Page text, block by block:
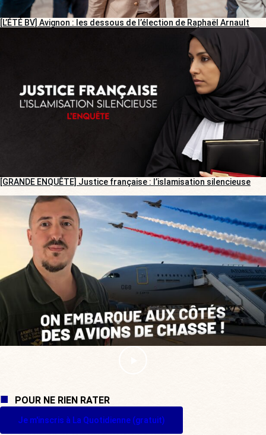
[L’ÉTÉ BV] Avignon : les dessous de l’élection de Raphaël Arnault
[GRANDE ENQUÊTE] Justice française : l’islamisation silencieuse
POUR NE RIEN RATER
Je m'inscris à La Quotidienne (gratuit)